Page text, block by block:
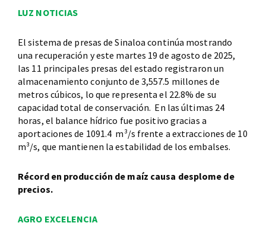
LUZ NOTICIAS
El sistema de presas de Sinaloa continúa mostrando
una recuperación y este martes 19 de agosto de 2025,
las 11 principales presas del estado registraron un
almacenamiento conjunto de 3,557.5 millones de
metros cúbicos, lo que representa el 22.8% de su
capacidad total de conservación. En las últimas 24
horas, el balance hídrico fue positivo gracias a
aportaciones de 1091.4 m³/s frente a extracciones de 10
m³/s, que mantienen la estabilidad de los embalses.
Récord en producción de maíz causa desplome de
precios.
AGRO EXCELENCIA